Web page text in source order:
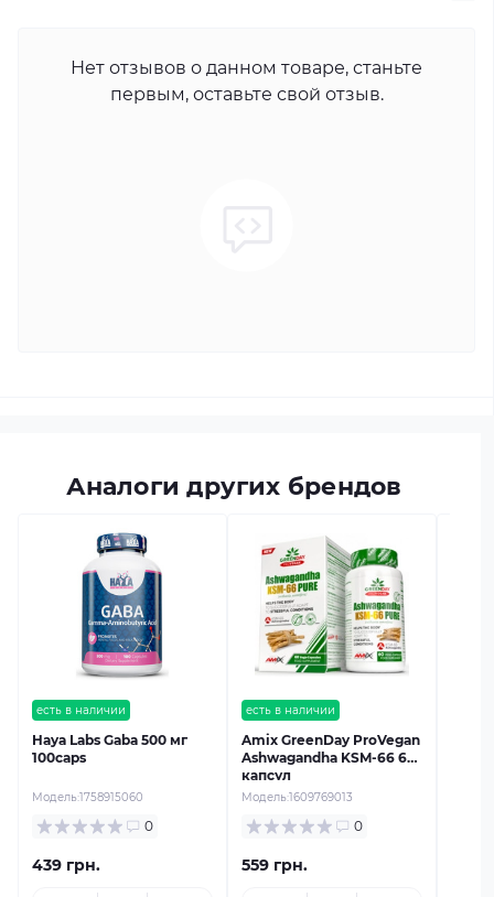
Нет отзывов о данном товаре, станьте
первым, оставьте свой отзыв.
Аналоги других брендов
есть в наличии
Haya Labs Gaba 500 мг
100caps
Модель:1758915060
0
439 грн.
есть в наличии
Amix GreenDay ProVegan
Ashwagandha KSM-66 60
капсул
Модель:1609769013
0
559 грн.